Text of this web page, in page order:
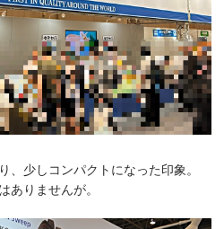
少しコンパクトになった印象。
ありませんが。